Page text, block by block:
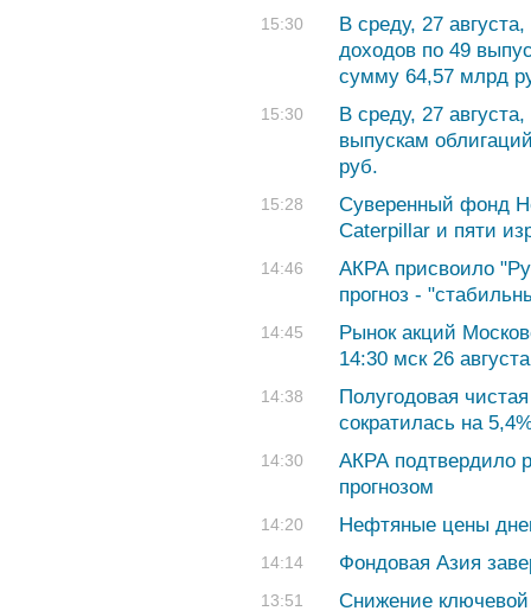
15:30
В среду, 27
доходов по 49
сумму 64,57 млрд
15:30
В среду, 27
выпускам
руб.
15:28
Суверенный фонд
Caterpillar и пяти
14:46
АКРА присвоило
прогноз -
14:45
Рынок акций
14:30 мск 26
14:38
Полугодовая
сократилась на
14:30
АКРА подтвердило
прогнозом
14:20 Нефтяные цены
14:14 Фондовая Азия
13:51
Снижение ключевой